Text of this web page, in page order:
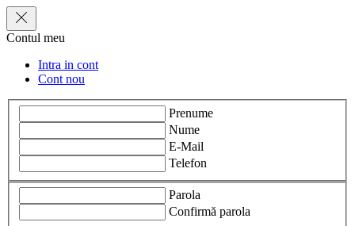
Contul meu
Intra in cont
Cont nou
Prenume
Nume
E-Mail
Telefon
Parola
Confirmă parola